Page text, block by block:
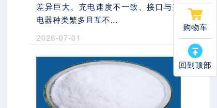
购物车
回到顶部
差异巨大、充电速度不一致、接口与充
电器种类繁多且互不...
2026-07-01